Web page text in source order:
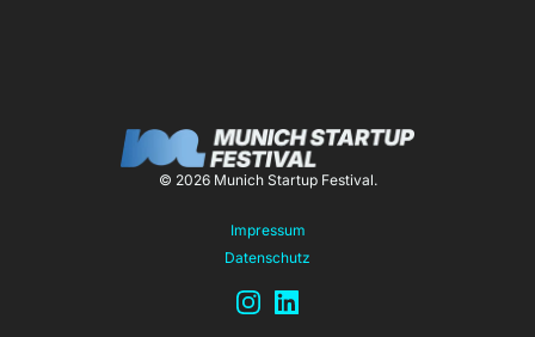
© 2026 Munich Startup Festival.
Impressum
Datenschutz
InstagramLinkedIn